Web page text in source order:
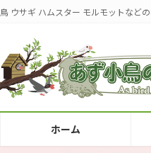
鳥 ウサギ ハムスター モルモットなど
ホーム